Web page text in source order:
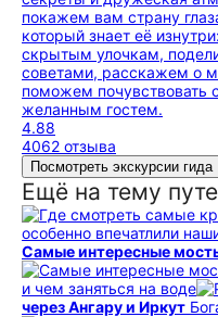
покажем вам страну
который знает её
скрытым улочкам,
советами, расскажем о
поможем почувствовать
желанным гостем.
4.88
4062 отзыва
Посмотреть экскурсии гида
Ещё на тему
особенно впечатлили
Самые интересные
и чем заняться на воде
через Ангару и Иркут